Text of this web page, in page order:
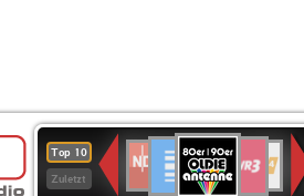
Top 10
Zuletzt
Deutschlandfunk
80er
90er
OLDIE
SWR3
SWR
Kultur
NDR
2